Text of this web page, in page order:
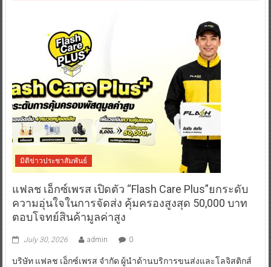
มิติข่าวประชาสัมพันธ์
แฟลช เอ็กซ์เพรส เปิดตัว “Flash Care Plus”ยกระดับ
ความอุ่นใจในการจัดส่ง คุ้มครองสูงสุด 50,000 บาท
ตอบโจทย์สินค้ามูลค่าสูง
July 30, 2026 admin 0
บริษัท แฟลช เอ็กซ์เพรส จำกัด ผู้นำด้านบริการขนส่งและโลจิสติกส์